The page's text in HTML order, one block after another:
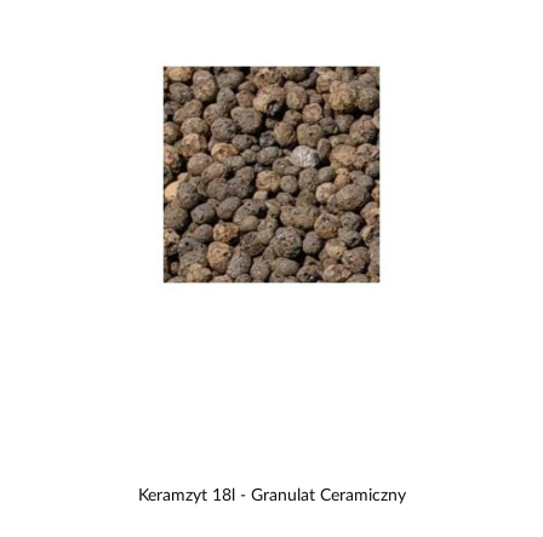
Keramzyt 18l - Granulat Ceramiczny